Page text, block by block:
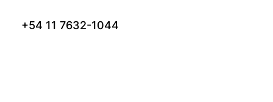
+54 11 7632-1044